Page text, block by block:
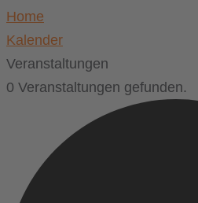
Home
Kalender
Veranstaltungen
0 Veranstaltungen gefunden.